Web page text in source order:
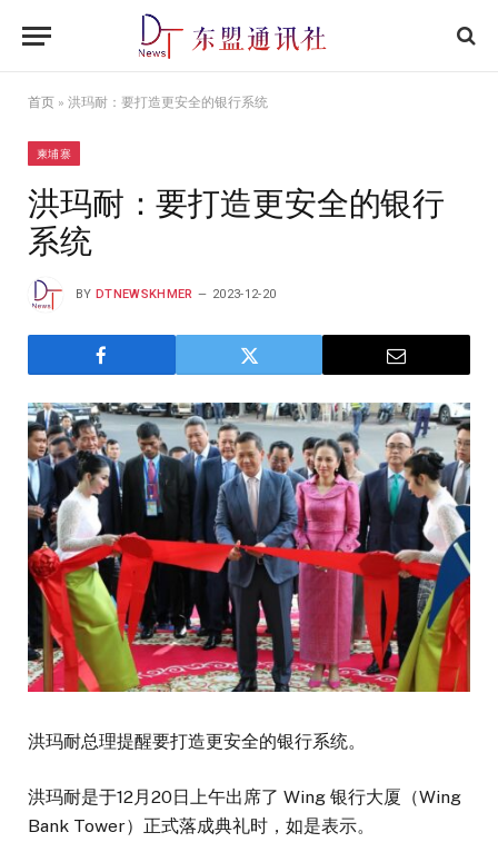
首页 » 洪玛耐：要打造更安全的银行系统
柬埔寨
洪玛耐：要打造更安全的银行
系统
BY DTNEWSKHMER 2023-12-20
洪玛耐总理提醒要打造更安全的银行系统。
洪玛耐是于12月20日上午出席了 Wing 银行大厦（Wing
Bank Tower）正式落成典礼时，如是表示。